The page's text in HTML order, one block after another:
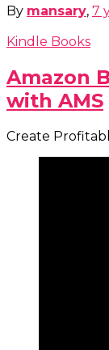
By mansary, 7
Kindle Books
Amazon
with AMS
Create